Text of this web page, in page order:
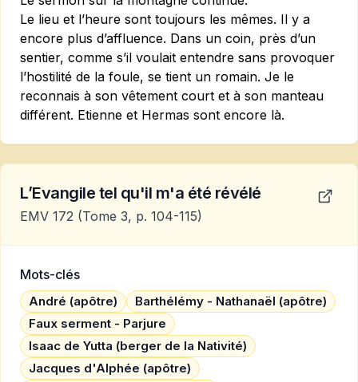
Le lieu et l’heure sont toujours les mêmes. Il y a
encore plus d’affluence. Dans un coin, près d’un
sentier, comme s’il voulait entendre sans provoquer
l’hostilité de la foule, se tient un romain. Je le
reconnais à son vêtement court et à son manteau
différent. Etienne et Hermas sont encore là.
L’Evangile tel qu'il m'a été révélé
EMV 172 (Tome 3, p. 104-115)
Mots-clés
André (apôtre)
Barthélémy - Nathanaël (apôtre)
Faux serment - Parjure
Isaac de Yutta (berger de la Nativité)
Jacques d'Alphée (apôtre)